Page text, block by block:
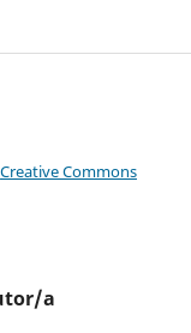
Creative Commons
a